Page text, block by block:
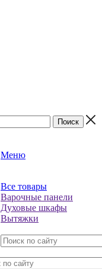
Меню
Все товары
Варочные панели
Духовые шкафы
Вытяжки